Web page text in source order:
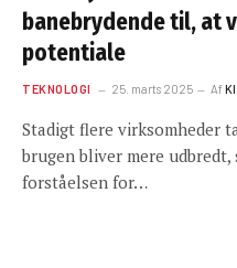
banebrydende til, at
potentiale
TEKNOLOGI 25. marts 2025 Af
Stadigt flere virksomheder
brugen bliver mere
forståelsen for…